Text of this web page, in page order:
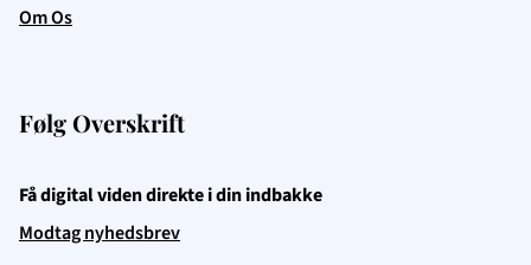
Om Os
Følg Overskrift
Få digital viden direkte i din indbakke
Modtag nyhedsbrev